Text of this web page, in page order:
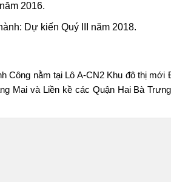
2016.
Dự kiến Quý III năm 2018.
Công nằm tại Lô A-CN2 Khu đô thị
Mai và Liền kề các Quận Hai Bà